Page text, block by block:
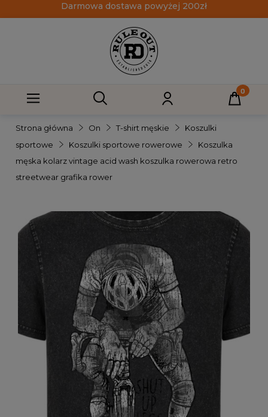
Darmowa dostawa powyżej 200zł
Strona główna On T-shirt męskie
Koszulki
sportowe
Koszulki sportowe rowerowe
Koszulka
męska kolarz vintage acid wash koszulka rowerowa retro
streetwear grafika rower